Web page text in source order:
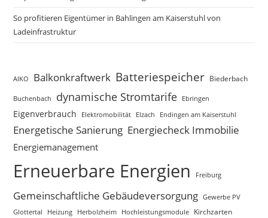
So profitieren Eigentümer in Bahlingen am Kaiserstuhl von
Ladeinfrastruktur
AIKO Balkonkraftwerk Batteriespeicher Biederbach
Buchenbach dynamische Stromtarife Ebringen
Eigenverbrauch Elektromobilität Elzach Endingen am Kaiserstuhl
Energetische Sanierung Energiecheck Immobilie
Energiemanagement
Erneuerbare Energien Freiburg
Gemeinschaftliche Gebäudeversorgung Gewerbe PV
Glottertal
Heizung Herbolzheim Hochleistungsmodule Kirchzarten